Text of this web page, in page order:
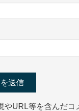
やURL等を含んだコ